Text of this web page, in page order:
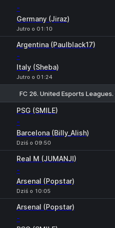
-
Germany (Jiraz)
Jutro o 01:10
Argentina (Paulblack17)
-
Italy (Sheba)
Jutro o 01:24
FC 26. United Esports
PSG (SMILE)
-
Barcelona (Billy_Alish)
Dziś o 09:50
Real M (JUMANJI)
-
Arsenal (Popstar)
Dziś o 10:05
Arsenal (Popstar)
-